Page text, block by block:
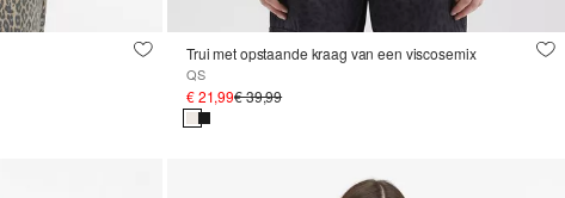
Trui met opstaande kraag van een viscosemix
QS
€ 21,99€ 39,99